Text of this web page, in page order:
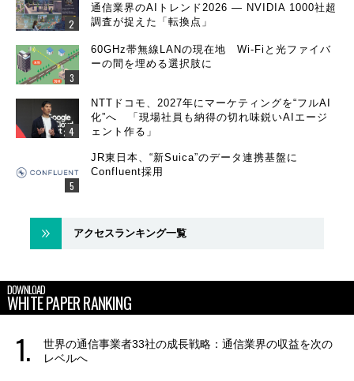
通信業界のAIトレンド2026 ― NVIDIA 1000社超
調査が捉えた「転換点」
60GHz帯無線LANの現在地 Wi-Fiと光ファイバ
ーの間を埋める選択肢に
NTTドコモ、2027年にマーケティングを“フルAI
化”へ 「現場社員も納得の切れ味鋭いAIエージ
ェント作る」
JR東日本、“新Suica”のデータ連携基盤に
Confluent採用
アクセスランキング一覧
DOWNLOAD
WHITE PAPER RANKING
世界の通信事業者33社の成長戦略：通信業界の収益を次の
レベルへ